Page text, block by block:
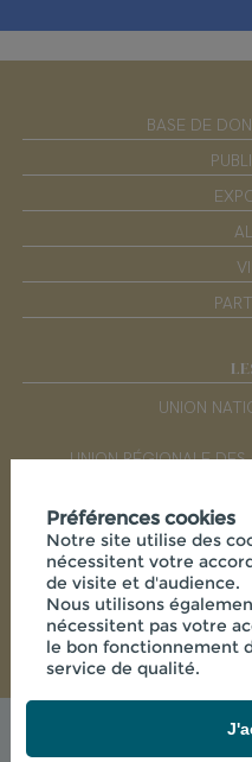
BASE DE
UNION
UNION RÉGIONALE
© 2026 - CPIE SÈVRE
Préférences cookies
Notre site utilise des
nécessitent votre
de visite et d'audience.
Nous utilisons
nécessitent pas votre
le bon fonctionnement
service de qualité.